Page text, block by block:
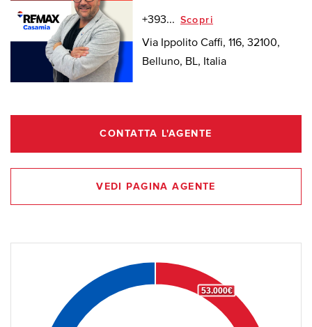
+393... Scopri
Via Ippolito Caffi, 116, 32100,
Belluno, BL, Italia
CONTATTA L'AGENTE
VEDI PAGINA AGENTE
53.000€